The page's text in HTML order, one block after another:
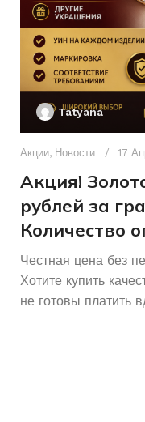
ДЛЯ КОГО
СОСТОЯНИЕ
Tatyana
Акции, Новости 17
Акция!
рублей за
Количество
Честная цена без
Хотите купить
не готовы платить